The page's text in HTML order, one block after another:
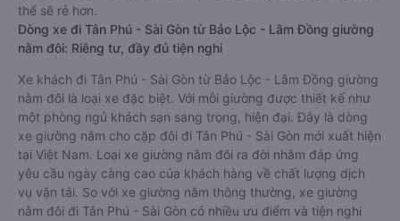
thể sẽ rẻ hơn.
Dòng xe đi Tân Phú - Sài Gòn từ Bảo Lộc - Lâm Đồng giường
nằm đôi: Riêng tư, đầy đủ tiện nghi
Xe khách đi Tân Phú - Sài Gòn từ Bảo Lộc - Lâm Đồng giường
nằm đôi là loại xe đặc biệt. Với mỗi giường được thiết kế như
một phòng ngủ khách sạn sang trọng, hiện đại. Đây là dòng
xe giường nằm cho cặp đôi đi Tân Phú - Sài Gòn mới xuất hiện
tại Việt Nam. Loại xe giường nằm đôi ra đời nhằm đáp ứng
yêu cầu ngày càng cao của khách hàng về chất lượng dịch
vụ vận tải. So với xe giường nằm thông thường, xe giường
nằm đôi đi Tân Phú - Sài Gòn có nhiều ưu điểm và tiện nghi